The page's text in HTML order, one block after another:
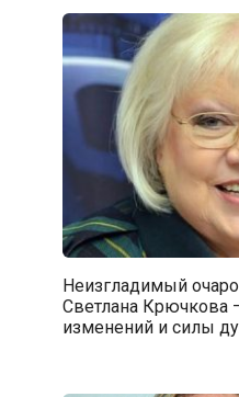
Неизгладимый
Светлана Крючкова
изменений и силы